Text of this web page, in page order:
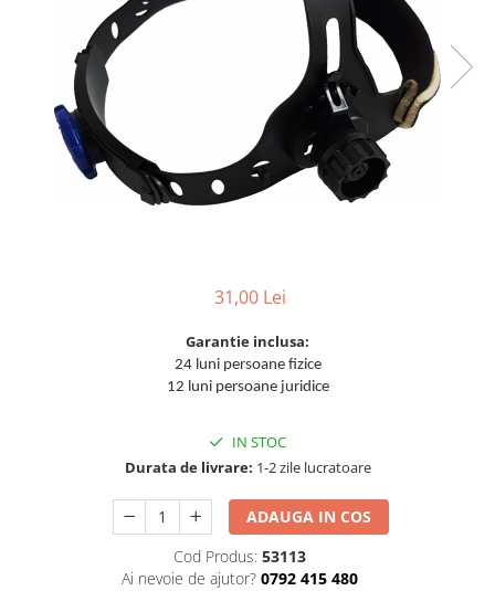
Aparate de sudura cu laser
Accesorii sudura
Masti sudura
Sarma sudura MIG/MAG
Electrozi sudura MMA
Baghete si Electrozi sudura
Accesorii sudura in puncte
Accesorii taiere cu plasma
Accesorii tras tabla-tinichigerie
31,00 Lei
Garantie inclusa:
24 luni persoane fizice
12 luni persoane juridice
IN STOC
Durata de livrare: 1-2 zile lucratoare
ADAUGA IN COS
Cod Produs: 53113
Ai nevoie de ajutor? 0792 415 480